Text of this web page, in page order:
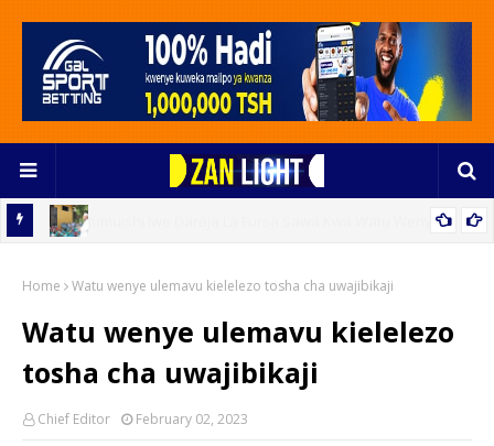
Inayohitaji Hatua Za Pamoja
Home Watu wenye ulemavu kielelezo tosha cha uwajibikaji
Watu wenye ulemavu kielelezo
tosha cha uwajibikaji
Chief Editor February 02, 2023